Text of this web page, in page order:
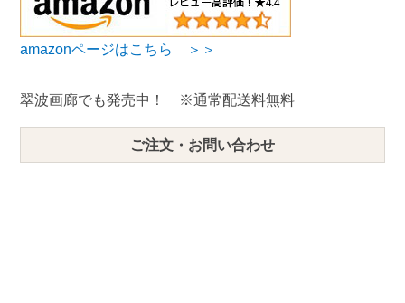
amazonページはこちら ＞＞
翠波画廊でも発売中！ ※通常配送料無料
ご注文・お問い合わせ